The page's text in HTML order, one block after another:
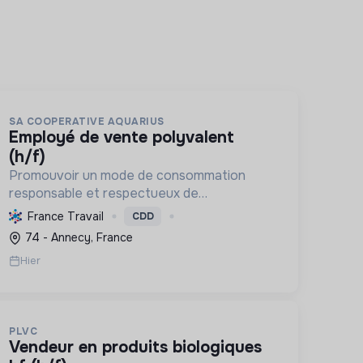
SA COOPERATIVE AQUARIUS
employé de vente polyvalent
(h/f)
Promouvoir un mode de consommation
responsable et respectueux de
l'environnement, en offrant des produits bio
et équitables, en réduisant les déchets et
en soutenant l'économie locale et solidaire.
France Travail CDD
74 - Annecy, France
Hier
PLVC
vendeur en produits biologiques